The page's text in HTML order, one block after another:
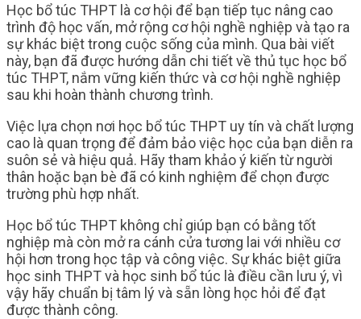
Học bổ túc THPT là cơ hội để bạn tiếp tục nâng cao
trình độ học vấn, mở rộng cơ hội nghề nghiệp và tạo ra
sự khác biệt trong cuộc sống của mình. Qua bài viết
này, bạn đã được hướng dẫn chi tiết về thủ tục học bổ
túc THPT, nắm vững kiến thức và cơ hội nghề nghiệp
sau khi hoàn thành chương trình.
Việc lựa chọn nơi học bổ túc THPT uy tín và chất lượng
cao là quan trọng để đảm bảo việc học của bạn diễn ra
suôn sẻ và hiệu quả. Hãy tham khảo ý kiến từ người
thân hoặc bạn bè đã có kinh nghiệm để chọn được
trường phù hợp nhất.
Học bổ túc THPT không chỉ giúp bạn có bằng tốt
nghiệp mà còn mở ra cánh cửa tương lai với nhiều cơ
hội hơn trong học tập và công việc. Sự khác biệt giữa
học sinh THPT và học sinh bổ túc là điều cần lưu ý, vì
vậy hãy chuẩn bị tâm lý và sẵn lòng học hỏi để đạt
được thành công.